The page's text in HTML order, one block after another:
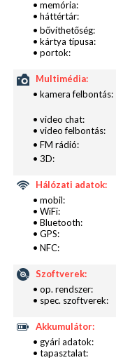
• memória:
• háttértár:
• bővíthetőség:
• kártya típusa:
• portok:
Multimédia:
• kamera felbontás:
• video chat:
• video felbontás:
• FM rádió:
• 3D:
Hálózati adatok:
• mobil:
• WiFi:
• Bluetooth:
• GPS:
• NFC:
Szoftverek:
• op. rendszer:
• spec. szoftverek:
Akkumulátor:
• gyári adatok:
• tapasztalat: